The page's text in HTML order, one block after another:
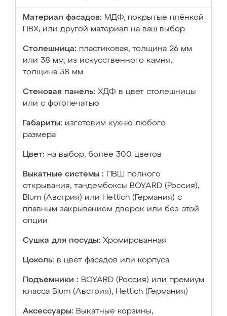
Материал фасадов: МДФ, покрытые плёнкой
ПВХ, или другой материал на ваш выбор
Столешница: пластиковая, толщина 26 мм
или 38 мм; из искусственного камня,
толщина 38 мм
Стеновая панель: ХДФ в цвет столешницы
или с фотопечатью
Габариты: изготовим кухню любого
размера
Цвет: на выбор, более 300 цветов
Выкатные системы :
ПВШ полного
открывания, тандембоксы BOYARD (Россия),
Blum (Австрия) или Hettich (Германия) с
плавным закрыванием дверок или без этой
опции
Сушка для посуды: Хромированная
Цоколь: в цвет фасадов или корпуса
Подъемники : BOYARD (Россия) или премиум
класса Blum (Австрия), Hettich (Германия)
Аксессуары: Выкатные корзины,